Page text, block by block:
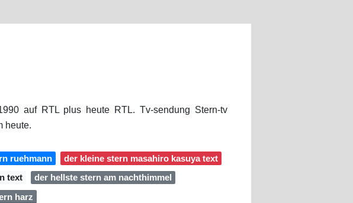
auf RTL plus heute RTL. Tv-sendung Stern-tv
heute.
ruehmann
der kleine stern masahiro kasuya text
text
der hellste stern am nachthimmel
harz